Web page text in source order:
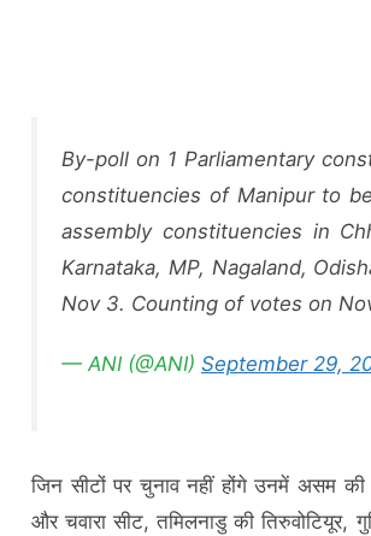
By-poll on 1 Parliamentary
constituencies of Manipur to
assembly constituencies in
Karnataka, MP, Nagaland,
Nov 3. Counting of votes on
— ANI (@ANI) September 29,
जिन सीटों पर चुनाव नहीं होंगे उनमें असम
और चवारा सीट, तमिलनाडु की